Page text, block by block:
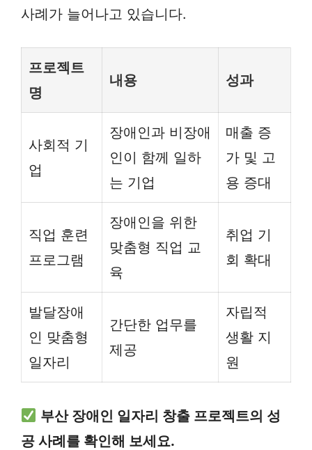
사례가 늘어나고 있습니다.
프로젝트
명
내용 성과
사회적 기
업
장애인과 비장애
인이 함께 일하
는 기업
매출 증
가 및 고
용 증대
직업 훈련
프로그램
장애인을 위한
맞춤형 직업 교
육
취업 기
회 확대
발달장애
인 맞춤형
일자리
간단한 업무를
제공
자립적
생활 지
원
부산 장애인 일자리 창출 프로젝트의 성
공 사례를 확인해 보세요.